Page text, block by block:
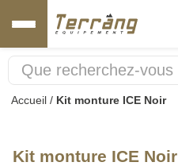
Accueil / Kit monture ICE Noir
Kit monture ICE Noir